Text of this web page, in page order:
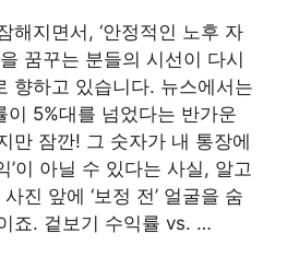
해지면서, ‘안정적인 노후 자
을 꿈꾸는 분들의 시선이 다시
향하고 있습니다. 뉴스에서는
이 5%대를 넘었다는 반가운
만 잠깐! 그 숫자가 내 통장에
’이 아닐 수 있다는 사실, 알고
진 앞에 ‘보정 전’ 얼굴을 숨
죠. 겉보기 수익률 vs. …